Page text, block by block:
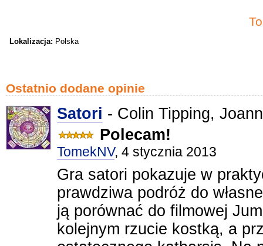
Lokalizacja: Polska
Ostatnio dodane opinie
Satori - Colin Tipping,
Polecam!
TomekNV, 4 stycznia 2013
Gra satori pokazuje w
prawdziwa podróż do
ją porównać do filmowej
kolejnym rzucie kostką, a